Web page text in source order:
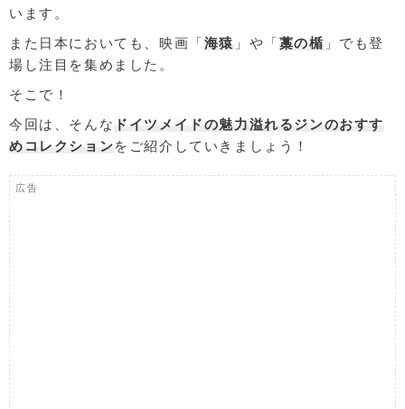
います。
また日本においても、映画「海猿 」や「藁の楯 」でも登
場し注目を集めました。
そこで！
今回は、そんな ドイツメイドの魅力溢れるジンのおすす
めコレクションをご紹介していきましょう！
広告